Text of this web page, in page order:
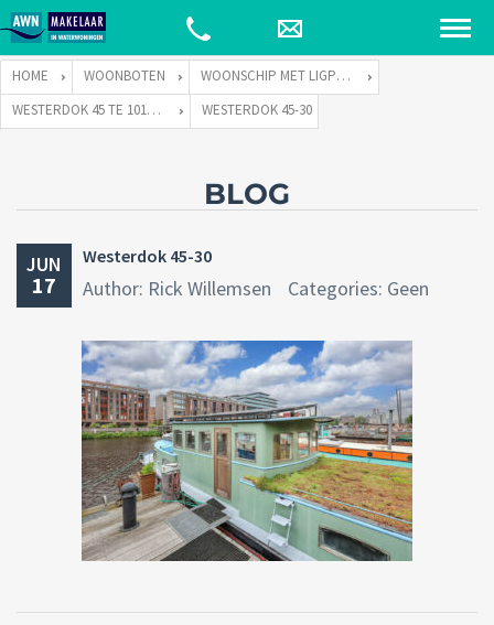
HOME WOONBOTEN
WOONSCHIP MET LIGPLAATS
WESTERDOK 45 TE 1013 AZ AMSTERDAM
WESTERDOK 45-30
BLOG
JUN
17
Westerdok 45-30
Author: Rick Willemsen Categories: Geen